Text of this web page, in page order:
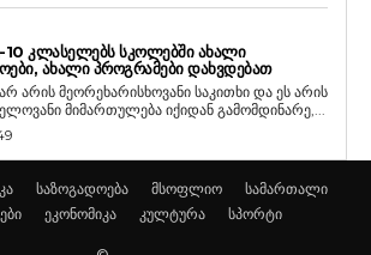
10 ᲙᲚᲐᲡᲔᲚᲔᲑᲡ ᲡᲙᲝᲚᲔᲑᲨᲘ ᲐᲮᲐᲚᲘ
ᲐᲮᲐᲚᲘ ᲞᲠᲝᲒᲠᲐᲛᲔᲑᲘ ᲓᲐᲮᲕᲓᲔᲑᲐᲗ
არის მეორეხარისხოვანი საკითხი და ეს არის
მიმართულება იქიდან გამომდინარე,...
საზოგადოება მსოფლიო
სამართალი
ეკონომიკა კულტურა სპორტი